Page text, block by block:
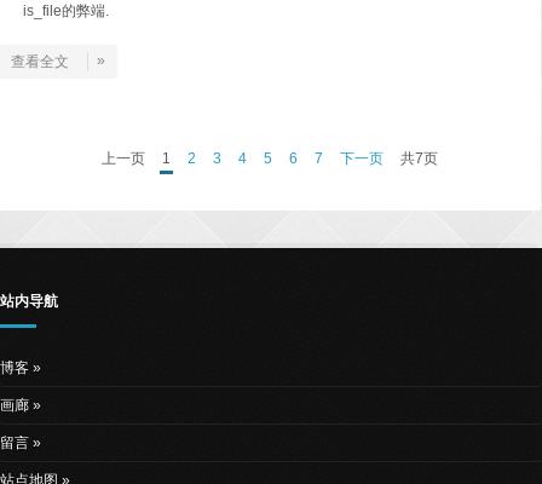
is_file的弊端.
查看全文 »
上一页 1 2 3 4 5 6 7 下一页 共7页
站内导航
博客
画廊
留言
站点地图